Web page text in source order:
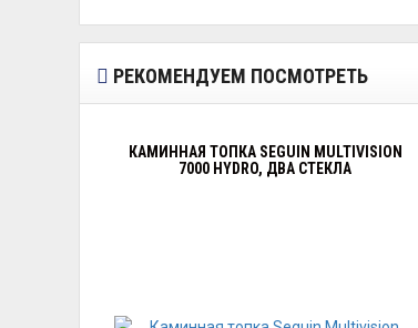
РЕКОМЕНДУЕМ ПОСМОТРЕТЬ
КАМИННАЯ ТОПКА SEGUIN MULTIVISION
7000 HYDRO, ДВА СТЕКЛА